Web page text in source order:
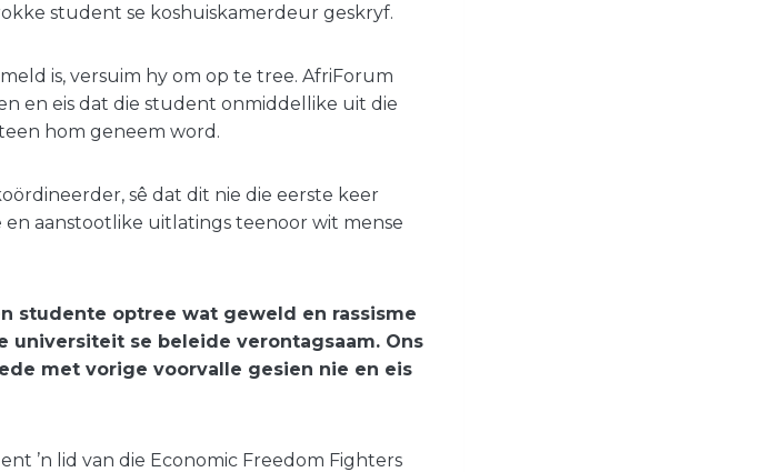
student se koshuiskamerdeur geskryf.
is, versuim hy om op te tree. AfriForum
en eis dat die student onmiddellike uit die
hom geneem word.
sê dat dit nie die eerste keer
en aanstootlike uitlatings teenoor wit mense
studente optree wat geweld en rassisme
universiteit se beleide verontagsaam. Ons
met vorige voorvalle gesien nie en eis
’n lid van die Economic Freedom Fighters